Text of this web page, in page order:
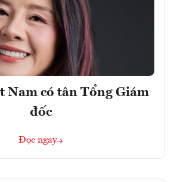
Nam có tân Tổng Giám
đốc
Đọc ngay